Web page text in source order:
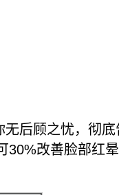
后顾之忧，彻
30%改善脸部红